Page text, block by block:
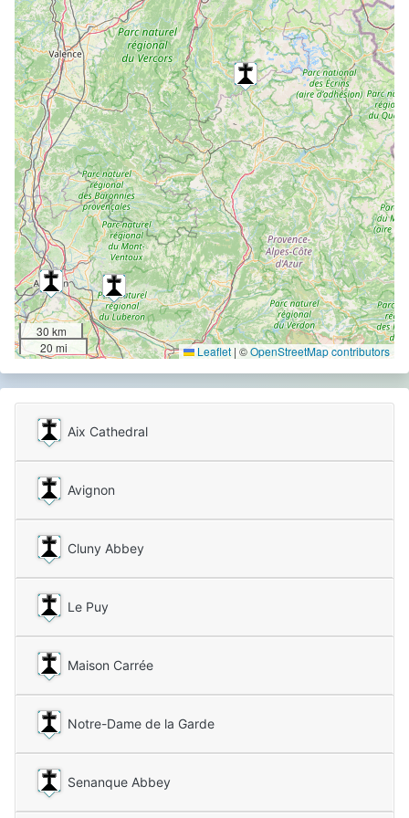
30 km
20 mi
Leaflet | ©OpenStreetMap contributors
Aix Cathedral
Avignon
Cluny Abbey
Le Puy
Maison Carrée
Notre-Dame de la Garde
Senanque Abbey